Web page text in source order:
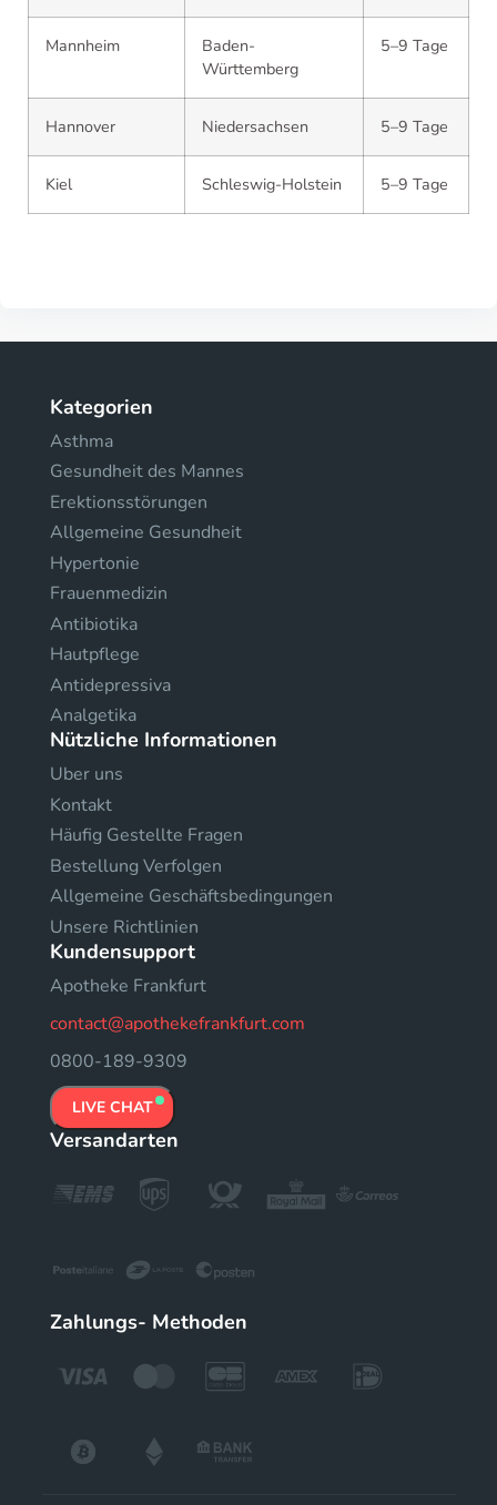
Mannheim
Baden-
Württemberg
5–9 Tage
Hannover Niedersachsen 5–9 Tage
Kiel Schleswig-Holstein 5–9 Tage
Kategorien
Asthma
Gesundheit des Mannes
Erektionsstörungen
Allgemeine Gesundheit
Hypertonie
Frauenmedizin
Antibiotika
Hautpflege
Antidepressiva
Analgetika
Nützliche Informationen
Uber uns
Kontakt
Häufig Gestellte Fragen
Bestellung Verfolgen
Allgemeine Geschäftsbedingungen
Unsere Richtlinien
Kundensupport
Apotheke Frankfurt
contact@apothekefrankfurt.com
0800-189-9309
LIVE CHAT
Versandarten
Zahlungs- Methoden